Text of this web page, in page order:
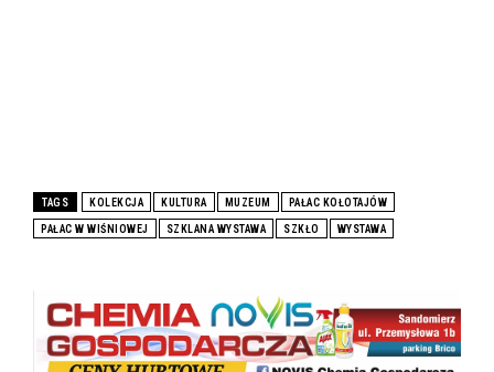
TAGS KOLEKCJA KULTURA MUZEUM PAŁAC KOŁOTAJÓW
PAŁAC W WIŚNIOWEJ SZKLANA WYSTAWA SZKŁO WYSTAWA